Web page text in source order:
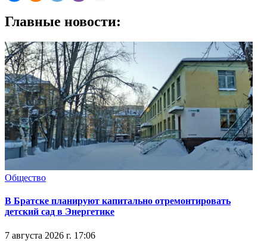
Главные новости:
Общество
В Братске планируют капитально отремонтировать
детский сад в Энергетике
7 августа 2026 г. 17:06